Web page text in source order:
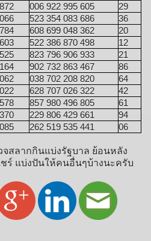
006 922 995 605
29
523 354 083 686
36
608 699 048 362
20
522 386 870 498
12
823 796 906 933
21
902 732 863 467
86
038 702 208 820
64
628 707 026 322
42
857 980 496 805
61
229 806 429 661
94
262 519 535 441 06
สลากกินแบ่งรัฐบาล ย้อนหลัง
ร์ แบ่งปันให้คนอื่นๆบ้างนะครับ